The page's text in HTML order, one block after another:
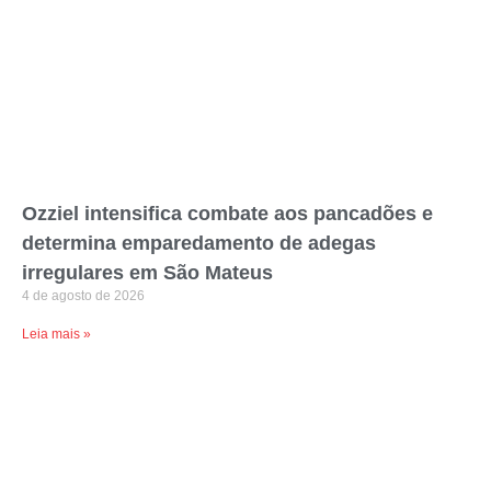
Ozziel intensifica combate aos pancadões e
determina emparedamento de adegas
irregulares em São Mateus
4 de agosto de 2026
Leia mais »